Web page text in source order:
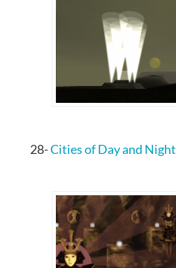
28-Cities of Day and Night